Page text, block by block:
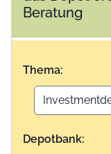
Beratung
Thema:
Depotbank: